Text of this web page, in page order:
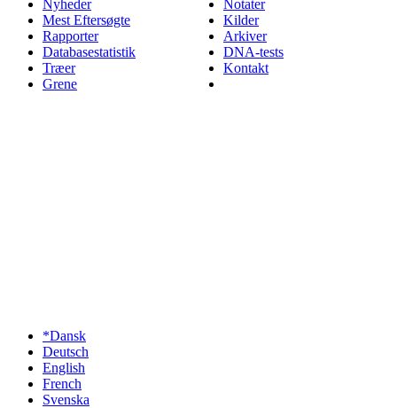
Nyheder
Mest Eftersøgte
Rapporter
Databasestatistik
Træer
Grene
Notater
Kilder
Arkiver
DNA-tests
Kontakt
*Dansk
Deutsch
English
French
Svenska